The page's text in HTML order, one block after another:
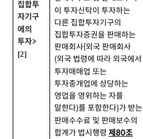
집합투
자기구
에의
투자>
[2]
이 투자신탁이 투자하는
다른 집합투자기구의
집합투자증권을 판매하는
판매회사{외국 판매회사
(외국 법령에 따라 외국에서
투자매매업 또는
투자중개업에 상당하는
영업을 영위하는 자를
말한다)를 포함한다}가 받는
판매수수료 및 판매보수의
합계가 법시행령제80조